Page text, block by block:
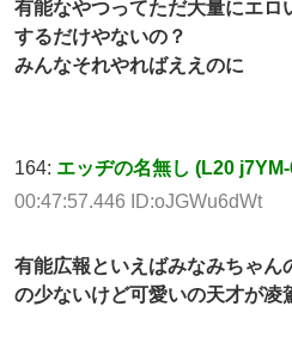
有能なやつってただ大量にエロ
するだけやないの？
みんなそれやればええのに
164: エッヂの名無し (L20
00:47:57.446 ID:oJGWu6dWt
有能広報といえばみなみちゃん
の少ないけど可愛いの天才が凌